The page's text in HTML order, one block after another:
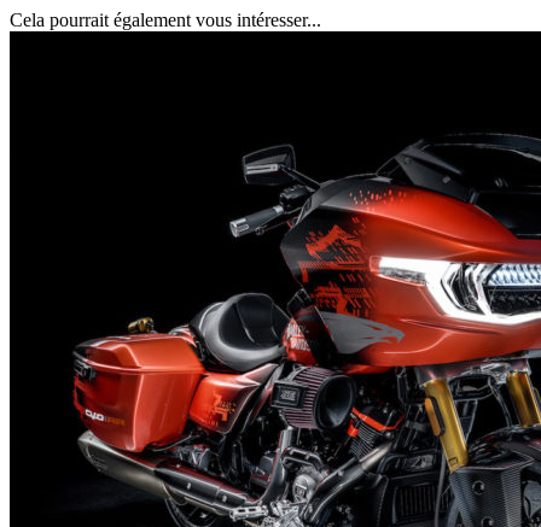
Cela pourrait également vous intéresser...